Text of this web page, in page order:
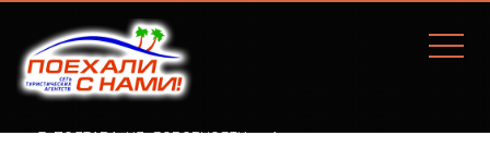
Г. ПОЛТАВА, УЛ. СОБОРНОСТИ, 77А